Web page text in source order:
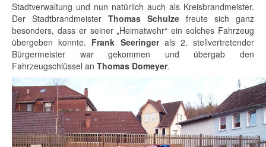
Stadtverwaltung und nun natürlich auch als Kreisbrandmeister.
Der Stadtbrandmeister Thomas Schulze freute sich ganz
besonders, dass er seiner „Heimatwehr“ ein solches Fahrzeug
übergeben konnte. Frank Seeringerals 2. stellvertretender
Bürgermeister war gekommen und übergab den
Fahrzeugschlüssel an Thomas Domeyer.